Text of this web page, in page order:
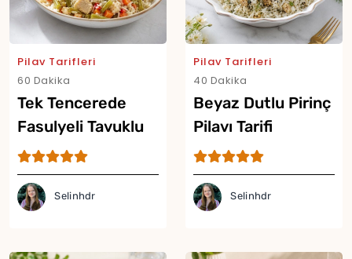
Pilav Tarifleri
60 Dakika
Tek Tencerede
Fasulyeli Tavuklu
Pilav Tarifi
Selinhdr
Pilav Tarifleri
40 Dakika
Beyaz Dutlu Pirinç
Pilavı Tarifi
Selinhdr